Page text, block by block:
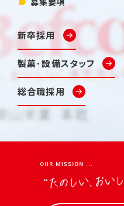
新卒採用
製菓･設備スタッフ
総合職採用